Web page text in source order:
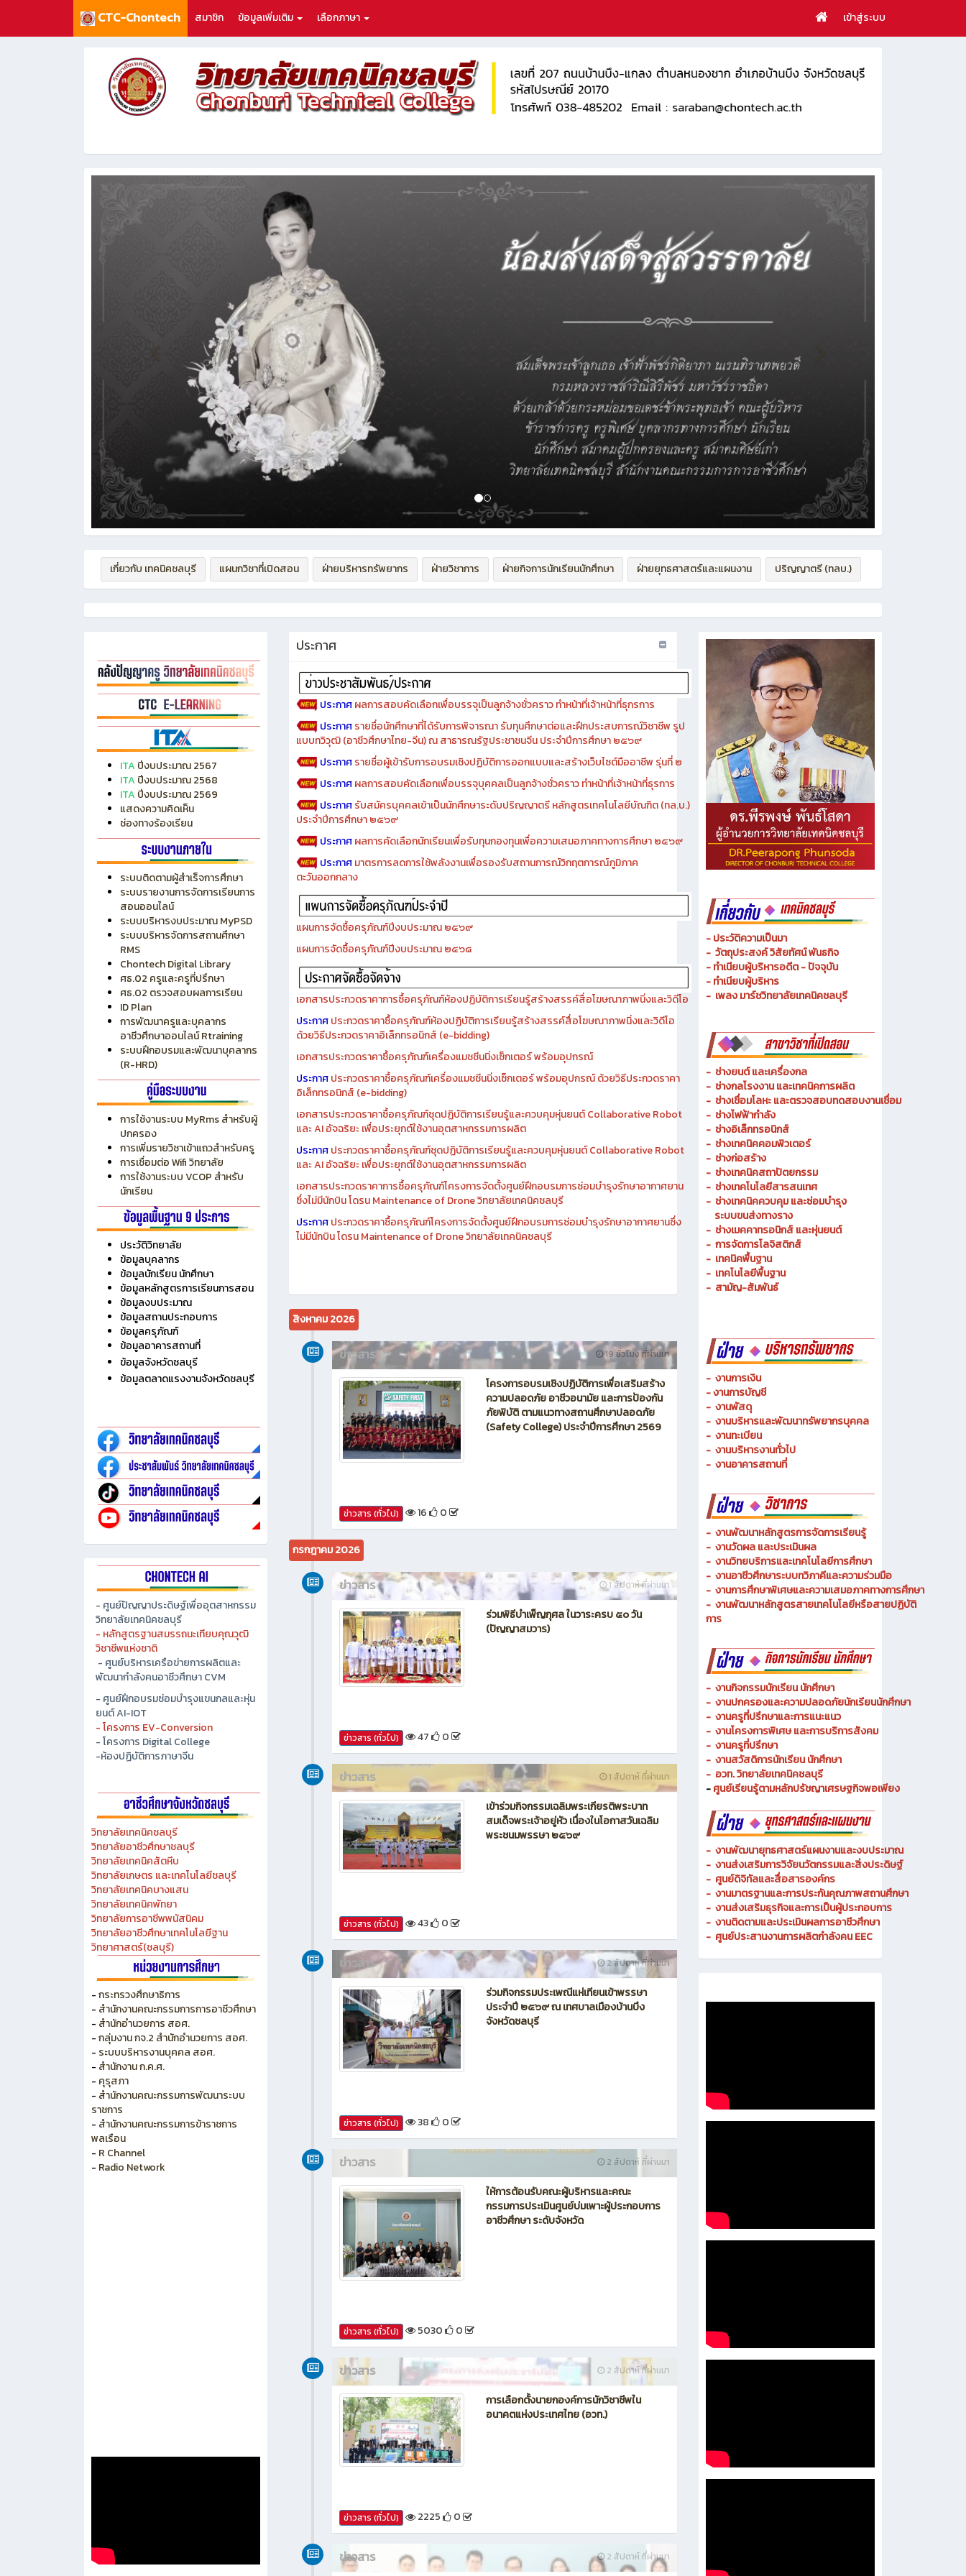
CTC-Chontech สมาชิก ข้อมูลเพิ่มเติม เลือกภาษา เข้าสู่ระบบ
ITAปีงบประมาณ 2567
ITAปีงบประมาณ 2568
ปีงบประมาณ 2569
แสดงความคิดเห็น
ช่องทางร้องเรียน
ระบบติดตามผู้สำเร็จการศึกษา
ระบบรายงานการจัดการเรียนการ
สอนออนไลน์
ระบบบริหารงบประมาณ MyPSD
ระบบบริหารจัดการสถานศึกษา
RMS
Chontech Digital Library
ศธ.02 ครูและครูที่ปรึกษา
ศธ.02 ตรวจสอบผลการเรียน
ID Plan
การพัฒนาครูและบุคลากร
อาชีวศึกษาออนไลน์ Rtraining
ระบบฝึกอบรมและพัฒนาบุคลากร
(R-HRD)
การใช้งานระบบ MyRms สำหรับผู้
ปกครอง
การเพิ่มรายวิชาเข้าแถวสำหรับครู
การเชื่อมต่อ Wifi วิทยาลัย
การใช้งานระบบ VCOP สำหรับ
นักเรียน
ประวัติวิทยาลัย
ข้อมูลบุคลากร
ข้อมูลนักเรียน นักศึกษา
ข้อมูลหลักสูตรการเรียนการสอน
ข้อมูลงบประมาณ
ข้อมูลสถานประกอบการ
ข้อมูลตลาดแรงงานจังหวัดชลบุรี
- ศูนย์ปัญญาประดิษฐ์เพื่ออุตสาหกรรม
วิทยาลัยเทคนิคชลบุรี
- หลักสูตรฐานสมรรถนะเทียบคุณวุฒิ
วิชาชีพแห่งชาติ
- ศูนย์บริหารเครือข่ายการผลิตและ
พัฒนากำลังคนอาชีวศึกษา CVM
- ศูนย์ฝึกอบรมซ่อมบำรุงแขนกลและหุ่น
- โครงการ Digital College
-ห้องปฏิบัติการภาษาจีน
วิทยาลัยเทคนิคชลบุรี
วิทยาลัยอาชีวศึกษาชลบุรี
วิทยาลัยเทคนิคสัตหีบ
วิทยาลัยเกษตร และเทคโนโลยีชลบุรี
วิทยาลัยเทคนิคบางแสน
วิทยาลัยเทคนิคพัทยา
วิทยาลัยการอาชีพพนัสนิคม
วิทยาลัยอาชีวศึกษาเทคโนโลยีฐาน
วิทยาศาสตร์(ชลบุรี)
- กระทรวงศึกษาธิการ
- สำนักงานคณะกรรมการการอาชีวศึกษา
- สำนักอำนวยการ สอศ.
- กลุ่มงาน กจ.2 สำนักอำนวยการ สอศ.
-ระบบบริหารงานบุคคล สอศ.
- สำนักงาน ก.ค.ศ.
-คุรุสภา
- สำนักงานคณะกรรมการพัฒนาระบบ
ราชการ
ประกาศ
ประกาศผลการสอบคัดเลือกเพื่อบรรจุเป็นลูกจ้างชั่วคราว ทำหน้าที่เจ้าหน้าที่ธุกรการ
ประกาศรายชื่อนักศึกษาที่ได้รับการพิจารณา รับทุนศึกษาต่อและฝึกประสบการณ์วิชาชีพ รูป
แบบทวิวุฒิ (อาชีวศึกษาไทย-จีน) ณ สาธารณรัฐประชาชนจีน ประจำปีการศึกษา ๒๕๖๙
ประกาศรายชื่อผู้เข้ารับการอบรมเชิงปฏิบัติการออกแบบและสร้างเว็บไซต์มืออาชีพ รุ่นที่ ๒
ประกาศผลการสอบคัดเลือกเพื่อบรรจุบุคคลเป็นลูกจ้างชั่วคราว ทำหน้าที่เจ้าหน้าที่ธุรการ
ประกาศรับสมัครบุคคลเข้าเป็นนักศึกษาระดับปริญญาตรี หลักสูตรเทคโนโลยีบัณฑิต (ทล.บ.)
ประจำปีการศึกษา ๒๕๖๙
ประกาศผลการคัดเลือกนักเรียนเพื่อรับทุนกองทุนเพื่อความเสมอภาคทางการศึกษา ๒๕๖๙
ประกาศมาตรการลดการใช้พลังงานเพื่อรองรับสถานการณ์วิกฤตการณ์ภูมิภาค
ตะวันออกกลาง
แผนการจัดซื้อครุภัณฑ์ปีงบประมาณ ๒๕๖๙
แผนการจัดซื้อครุภัณฑ์ปีงบประมาณ ๒๕๖๘
เอกสารประกวดราคาการซื้อครุภัณฑ์ห้องปฏิบัติการเรียนรู้สร้างสรรค์สื่อโฆษณาภาพนิ่งและวิดีโอ
ประกาศประกวดราคาซื้อครุภัณฑ์ห้องปฏิบัติการเรียนรู้สร้างสรรค์สื่อโฆษณาภาพนิ่งและวิดีโอ
ด้วยวิธีประกวดราคาอิเล็กทรอนิกส์ (e-bidding)
เอกสารประกวดราคาซื้อครุภัณฑ์เครื่องแมชชีนนิ่งเซ็กเตอร์ พร้อมอุปกรณ์
ประกาศประกวดราคาซื้อครุภัณฑ์เครื่องแมชชีนนิ่งเซ็กเตอร์ พร้อมอุปกรณ์ ด้วยวิธีประกวดราคา
อิเล็กทรอนิกส์ (e-bidding)
เอกสารประกวดราคาซื้อครุภัณฑ์ชุดปฏิบัติการเรียนรู้และควบคุมหุ่นยนต์ Collaborative Robot
และ AI อัจฉริยะ เพื่อประยุกต์ใช้งานอุตสาหกรรมการผลิต
ประกาศประกวดราคาซื้อครุภัณฑ์ชุดปฏิบัติการเรียนรู้และควบคุมหุ่นยนต์ Collaborative Robot
และ AI อัจฉริยะ เพื่อประยุกต์ใช้งานอุตสาหกรรมการผลิต
เอกสารประกวดราคาการซื้อครุภัณฑ์โครงการจัดตั้งศูนย์ฝึกอบรมการซ่อมบำรุงรักษาอากาศยาน
ไม่มีนักบิน โดรน Maintenance of Drone วิทยาลัยเทคนิคชลบุรี
สิงหาคม 2026
19 ชั่วโมง ที่ผ่านมา
ข่าวสาร
ข่าวสาร (ทั่วไป) 16 0
กรกฎาคม 2026
ข่าวสาร
ข่าวสาร (ทั่วไป) 47 0
ข่าวสาร
ข่าวสาร (ทั่วไป) 43 0
ข่าวสาร
ข่าวสาร (ทั่วไป) 38 0
5030 0
ข่าวสาร
- ประวัติความเป็นมา
- ทำเนียบผู้บริหาร
- เพลง มาร์ชวิทยาลัยเทคนิคชลบุรี
- ช่างยนต์ และเครื่องกล
- ช่างกลโรงงาน และเทคนิคการผลิต
- ช่างเชื่อมโลหะ และตรวจสอบทดสอบงานเชื่อม
- ช่างไฟฟ้ากำลัง
- ช่างอิเล็กทรอนิกส์
- ช่างเทคนิคคอมพิวเตอร์
ช่างก่อสร้าง
- ช่างเทคนิคสถาปัตยกรรม
- ช่างเทคโนโลยีสารสนเทศ
- ช่างเทคนิคควบคุม และซ่อมบำรุง
ระบบขนส่งทางราง
- ช่างเมคคาทรอนิกส์ และหุ่นยนต์
-สามัญ-สัมพันธ์
- งานการเงิน
- งานการบัญชี
- งานพัสดุ
- งานทะเบียน
-งานบริหารงานทั่วไป
-งานอาคารสถานที่
- งานพัฒนาหลักสูตรการจัดการเรียนรู้
- งานวัดผล และประเมินผล
- งานวิทยบริการและเทคโนโลยีการศึกษา
- งานการศึกษาพิเศษและความเสมอภาคทางการศึกษา
- งานพัฒนาหลักสูตรสายเทคโนโลยีหรือสายปฏิบัติ
การ
- งานกิจกรรมนักเรียน นักศึกษา
- งานปกครองและความปลอดภัยนักเรียนนักศึกษา
- งานครูที่ปรึกษาและการแนะแนว
-งานโครงการพิเศษ และการบริการสังคม
-งานสวัสดิการนักเรียน นักศึกษา
-อวท. วิทยาลัยเทคนิคชลบุรี
- ศูนย์เรียนรู้ตามหลักปรัชญาเศรษฐกิจพอเพียง
- งานพัฒนายุทธศาสตร์แผนงานและงบประมาณ
- งานส่งเสริมการวิจัยนวัตกรรมและสิ่งประดิษฐ์
- ศูนย์ดิจิทัลและสื่อสารองค์กร